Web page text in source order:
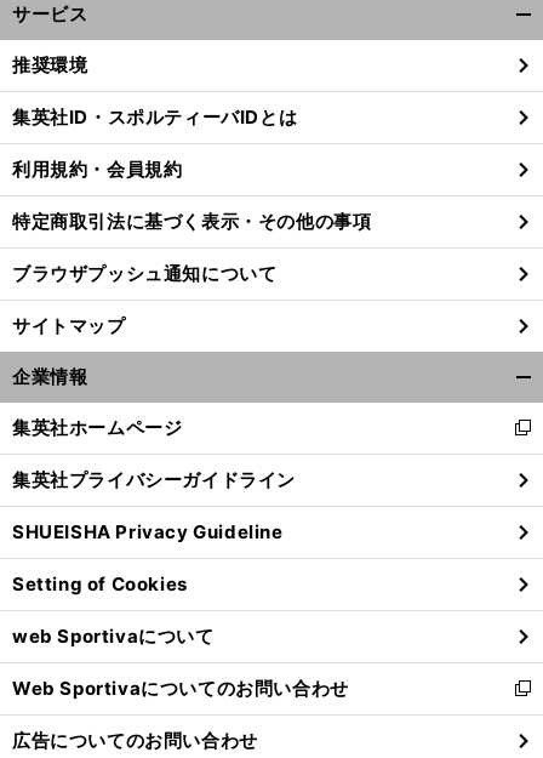
前
サービス
閉
る
推奨環境
集英社ID・スポルティーバIDとは
利用規約・会員規約
特定商取引法に基づく表示・その他の事項
ブラウザプッシュ通知について
サイトマップ
企業情報
閉
る
集英社ホームページ
新
し
い
ウ
ィ
ン
ド
ウ
で
開
く
集英社プライバシーガイドライン
SHUEISHA Privacy Guideline
Setting of Cookies
web Sportivaについて
Web Sportivaについてのお問い合わせ
新
し
い
広告についてのお問い合わせ